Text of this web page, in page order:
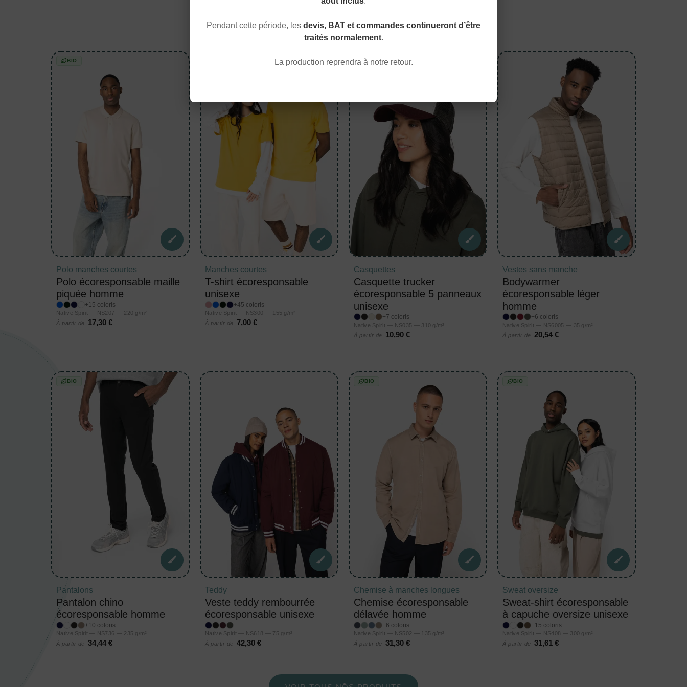
Pendant cette période, les devis, BAT et commandes continueront d’être
traités normalement.
La production reprendra à notre retour.
Découvrez nos articles les plus populaires dernières nouveautés.
BIO
Polo manches courtes
Polo écoresponsable maille
piquée homme
+15 coloris
Native Spirit — NS207 — 220 g/m²
À partir de
17,30 €
Manches courtes
T-shirt écoresponsable
unisexe
+45 coloris
Native Spirit — NS300 — 155 g/m²
À partir de
7,00 €
BIO
Casquettes
Casquette trucker
écoresponsable 5 panneaux
unisexe
+7 coloris
Native Spirit — NS035 — 310 g/m²
À partir de
10,90 €
Vestes sans manche
Bodywarmer
écoresponsable léger
homme
+6 coloris
Native Spirit — NS6005 — 35 g/m²
À partir de
20,54 €
BIO
Pantalons
Pantalon chino
écoresponsable homme
+10 coloris
Native Spirit — NS736 — 235 g/m²
À partir de
34,44 €
Teddy
Veste teddy rembourrée
écoresponsable unisexe
Native Spirit — NS618 — 75 g/m²
À partir de
42,30 €
BIO
Chemise à manches longues
Chemise écoresponsable
délavée homme
+6 coloris
Native Spirit — NS502 — 135 g/m²
À partir de
31,30 €
BIO
Sweat oversize
Sweat-shirt écoresponsable
à capuche oversize unisexe
+15 coloris
Native Spirit — NS408 — 300 g/m²
À partir de
31,61 €